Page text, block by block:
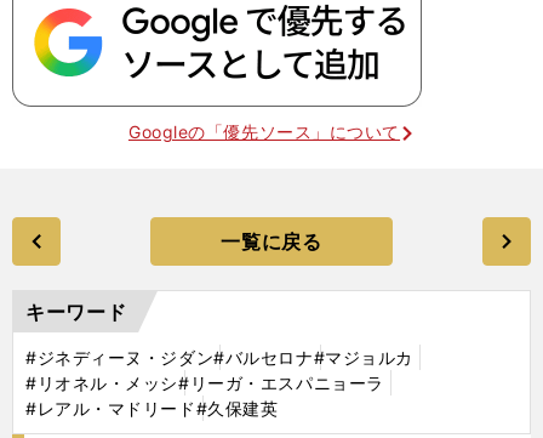
Googleの「優先ソース」について
一覧に戻る
キーワード
#ジネディーヌ・ジダン#バルセロナ#マジョルカ
#リオネル・メッシ#リーガ・エスパニョーラ
#レアル・マドリード#久保建英